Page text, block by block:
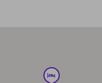
hotel